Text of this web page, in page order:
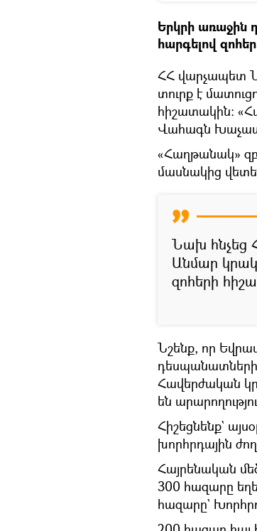
Երկրի առաջին
հարգելով
ՀՀ վարչապետ
տուրք է
հիշատակին։
Վահագն
«Հաղթանակ»
մասնակից
Նախ հնչեց
Անմար
զոհերի
Նշենք, որ
դեսպանատների
Հավերժական
են
Հիշեցնենք`
խորհրդային
Հայրենական
300 հազարը
հազարը`